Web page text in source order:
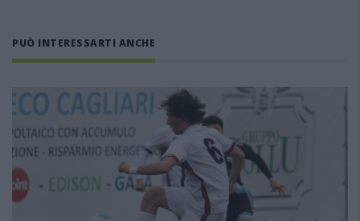
PUÒ INTERESSARTI ANCHE